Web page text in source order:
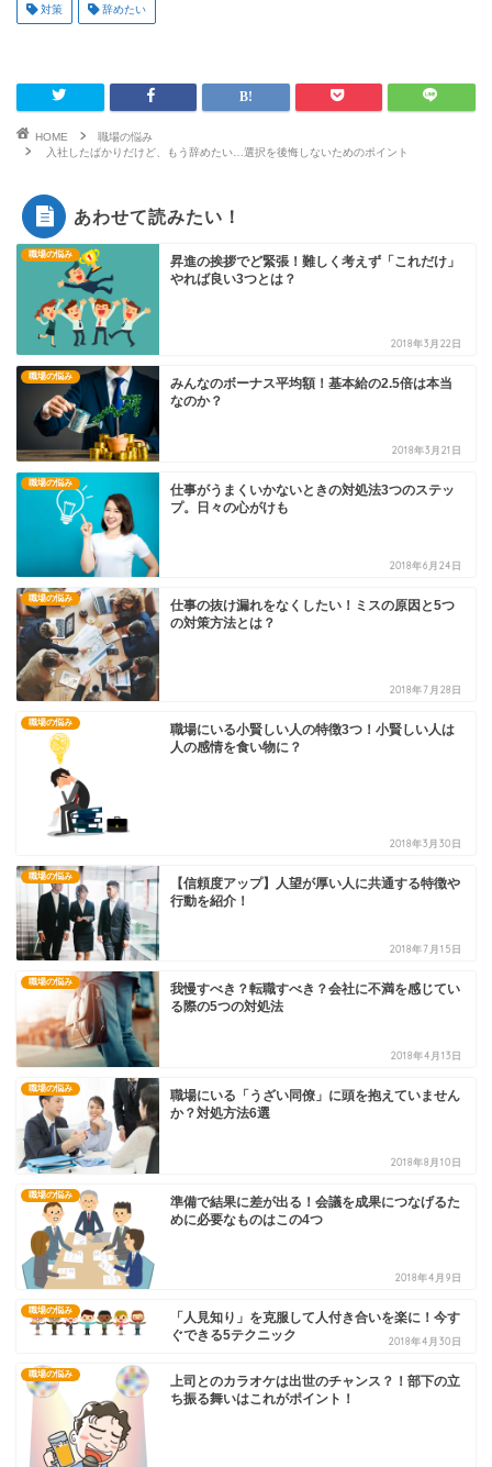
対策 辞めたい
HOME
職場の悩み
入社したばかりだけど、もう辞めたい…選択を後悔しないためのポイント
あわせて読みたい！
職場の悩み
昇進の挨拶でど緊張！難しく考えず「これだけ」
やれば良い3つとは？
2018年3月22日
職場の悩み
みんなのボーナス平均額！基本給の2.5倍は本当
なのか？
2018年3月21日
職場の悩み
仕事がうまくいかないときの対処法3つのステッ
プ。日々の心がけも
2018年6月24日
職場の悩み
仕事の抜け漏れをなくしたい！ミスの原因と5つ
の対策方法とは？
2018年7月28日
職場の悩み
職場にいる小賢しい人の特徴3つ！小賢しい人は
人の感情を食い物に？
2018年3月30日
職場の悩み
【信頼度アップ】人望が厚い人に共通する特徴や
行動を紹介！
2018年7月15日
職場の悩み
我慢すべき？転職すべき？会社に不満を感じてい
る際の5つの対処法
2018年4月13日
職場の悩み
職場にいる「うざい同僚」に頭を抱えていません
か？対処方法6選
2018年8月10日
職場の悩み
準備で結果に差が出る！会議を成果につなげるた
めに必要なものはこの4つ
2018年4月9日
職場の悩み
「人見知り」を克服して人付き合いを楽に！今す
ぐできる5テクニック
2018年4月30日
職場の悩み
上司とのカラオケは出世のチャンス？！部下の立
ち振る舞いはこれがポイント！